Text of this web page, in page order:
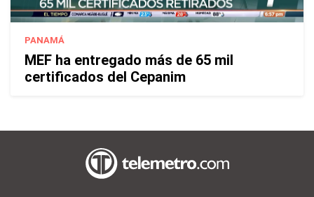
PANAMÁ
MEF ha entregado más de 65 mil
certificados del Cepanim